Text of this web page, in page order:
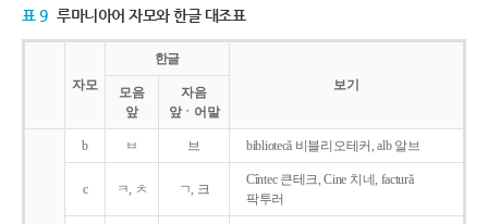
표 9 루마니아어 자모와 한글 대조표
자모
한글
보기
모음
앞
자음
앞ㆍ어말
b ㅂ 브 bibliotecǎ 비블리오테커, alb 알브
c ㅋ, ㅊ ㄱ, 크
Cîntec 큰테크, Cine 치네, facturǎ
팍투러